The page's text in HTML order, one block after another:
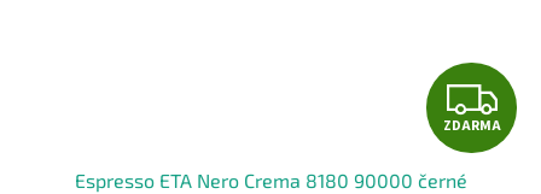
Z
D
ZDARMA
Espresso ETA Nero Crema 8180 90000 černé